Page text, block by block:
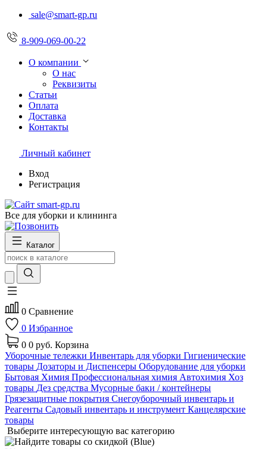
sale@smart-gp.ru
8-909-069-00-22
О компании
О нас
Реквизиты
Статьи
Оплата
Доставка
Контакты
Личный кабинет
Вход
Регистрация
Все для уборки и клининга
Каталог
0 Сравнение
0 Избранное
0 0 руб. Корзина
Уборочные тележки Инвентарь для уборки Гигиенические
товары Дозаторы и Диспенсеры Оборудование для уборки
Бытовая Химия Профессиональная химия Автохимия Хоз
товары Дез средства Мусорные баки / контейнеры
Грязезащитные покрытия Снегоуборочный инвентарь и
Реагенты Садовый инвентарь и инструмент Канцелярские
товары
Выберите интересующую вас категорию